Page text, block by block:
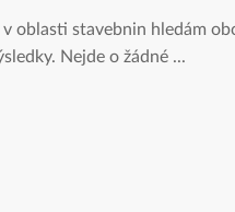
oblasti stavebnin hledám
Nejde o žádné ...